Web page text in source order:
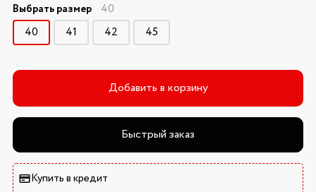
Выбрать размер 40
40 41 42 45
Добавить в корзину
Быстрый заказ
Купить в кредит